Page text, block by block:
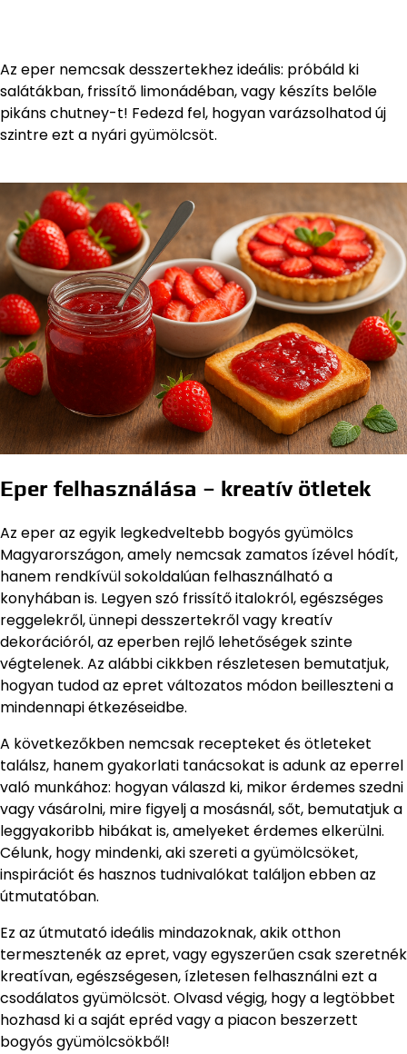
Az eper nemcsak desszertekhez ideális: próbáld ki
salátákban, frissítő limonádéban, vagy készíts belőle
pikáns chutney-t! Fedezd fel, hogyan varázsolhatod új
szintre ezt a nyári gyümölcsöt.
Eper felhasználása – kreatív ötletek
Az eper az egyik legkedveltebb bogyós gyümölcs
Magyarországon, amely nemcsak zamatos ízével hódít,
hanem rendkívül sokoldalúan felhasználható a
konyhában is. Legyen szó frissítő italokról, egészséges
reggelekről, ünnepi desszertekről vagy kreatív
dekorációról, az eperben rejlő lehetőségek szinte
végtelenek. Az alábbi cikkben részletesen bemutatjuk,
hogyan tudod az epret változatos módon beilleszteni a
mindennapi étkezéseidbe.
A következőkben nemcsak recepteket és ötleteket
találsz, hanem gyakorlati tanácsokat is adunk az eperrel
való munkához: hogyan válaszd ki, mikor érdemes szedni
vagy vásárolni, mire figyelj a mosásnál, sőt, bemutatjuk a
leggyakoribb hibákat is, amelyeket érdemes elkerülni.
Célunk, hogy mindenki, aki szereti a gyümölcsöket,
inspirációt és hasznos tudnivalókat találjon ebben az
útmutatóban.
Ez az útmutató ideális mindazoknak, akik otthon
termesztenék az epret, vagy egyszerűen csak szeretnék
kreatívan, egészségesen, ízletesen felhasználni ezt a
csodálatos gyümölcsöt. Olvasd végig, hogy a legtöbbet
hozhasd ki a saját epréd vagy a piacon beszerzett
bogyós gyümölcsökből!